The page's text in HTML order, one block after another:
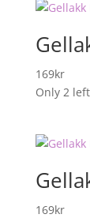
169kr
Only 2
169kr